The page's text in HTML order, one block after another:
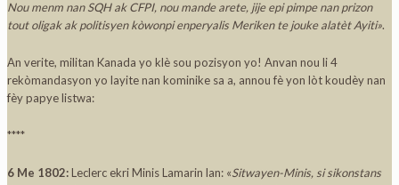
Nou menm nan SQH ak CFPI, nou mande arete, jije epi pimpe nan prizon
tout oligak ak politisyen kòwonpi enperyalis Meriken te jouke alatèt Ayiti».
An verite, militan Kanada yo klè sou pozisyon yo! Anvan nou li 4
rekòmandasyon yo layite nan kominike sa a, annou fè yon lòt koudèy nan
fèy papye listwa:
****
6 Me 1802:Leclerc ekri Minis Lamarin lan: «Sitwayen-Minis, si sikonstans